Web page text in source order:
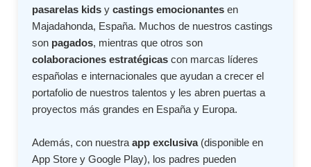
pasarelas kids ycastings emocionantes en
Majadahonda, España. Muchos de nuestros castings
son pagados, mientras que otros son
colaboraciones estratégicas con marcas líderes
españolas e internacionales que ayudan a crecer el
portafolio de nuestros talentos y les abren puertas a
proyectos más grandes en España y Europa.
Además, con nuestraapp exclusiva(disponible en
App Store y Google Play), los padres pueden